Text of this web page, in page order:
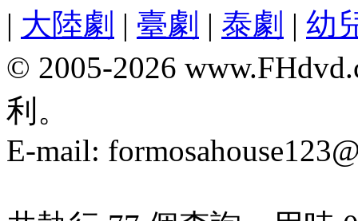
| 大陸劇 | 臺劇 | 泰劇 | 幼
© 2005-2026
利。
E-mail: